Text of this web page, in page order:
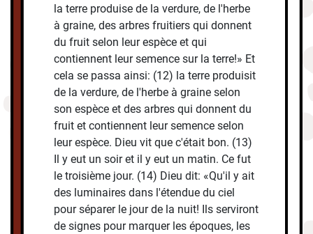
la terre produise de la verdure, de l'herbe
à graine, des arbres fruitiers qui donnent
du fruit selon leur espèce et qui
contiennent leur semence sur la terre!» Et
cela se passa ainsi: (12) la terre produisit
de la verdure, de l'herbe à graine selon
son espèce et des arbres qui donnent du
fruit et contiennent leur semence selon
leur espèce. Dieu vit que c'était bon. (13)
Il y eut un soir et il y eut un matin. Ce fut
le troisième jour. (14) Dieu dit: «Qu'il y ait
des luminaires dans l'étendue du ciel
pour séparer le jour de la nuit! Ils serviront
de signes pour marquer les époques, les